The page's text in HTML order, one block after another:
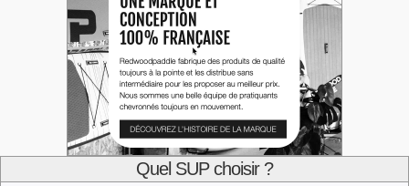
Quel SUP choisir ?